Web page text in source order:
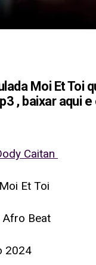
Moi Et Toi
, baixar aqui
Caitan
Et Toi
Afro Beat
2024